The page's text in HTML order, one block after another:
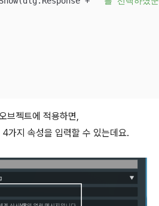
브젝트에 적용하면,
가지 속성을 입력할 수 있는데요.